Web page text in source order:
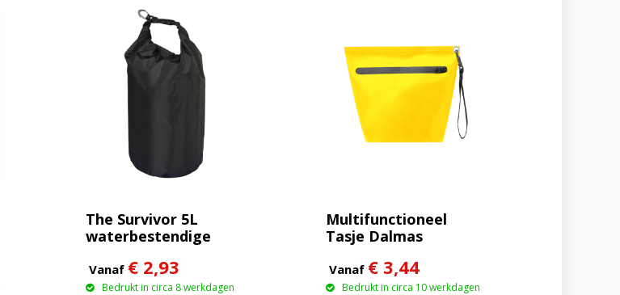
The Survivor 5L
waterbestendige
Vanaf € 2,93
Bedrukt in circa 8 werkdagen
Multifunctioneel
Tasje Dalmas
Vanaf € 3,44
Bedrukt in circa 10 werkdagen